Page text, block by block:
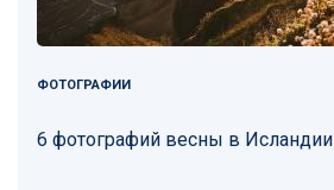
ФОТОГРАФИИ
6 фотографий весны в Исландии